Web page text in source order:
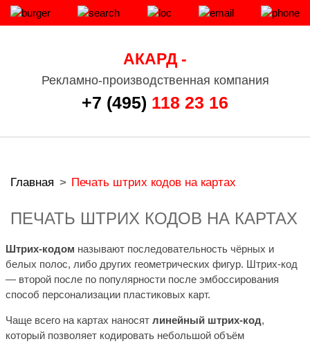
АКАРД -
Рекламно-производственная компания
+7 (495) 118 23 16
Главная > Печать штрих кодов на картах
ПЕЧАТЬ ШТРИХ КОДОВ НА КАРТАХ
Штрих-кодом называют последовательность чёрных и
белых полос, либо других геометрических фигур. Штрих-код
— второй после по популярности после эмбоссирования
способ персонализации пластиковых карт.
Чаще всего на картах наносят линейный штрих-код,
который позволяет кодировать небольшой объём